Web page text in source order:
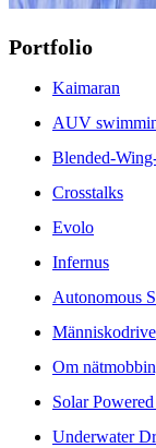
Portfolio
Kaimaran
AUV
Blended-
Crosstalks
Evolo
Infernus
Autonomous
Om
Solar
Underwater